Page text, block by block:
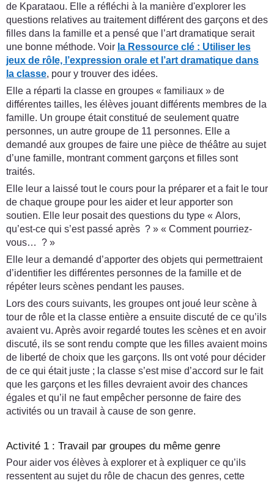
de Kparataou. Elle a réfléchi à la manière d'explorer les
questions relatives au traitement différent des garçons et des
filles dans la famille et a pensé que l’art dramatique serait
une bonne méthode. Voir la Ressource clé : Utiliser les
jeux de rôle, l’expression orale et l’art dramatique dans
la classe, pour y trouver des idées.
Elle a réparti la classe en groupes « familiaux » de
différentes tailles, les élèves jouant différents membres de la
famille. Un groupe était constitué de seulement quatre
personnes, un autre groupe de 11 personnes. Elle a
demandé aux groupes de faire une pièce de théâtre au sujet
d’une famille, montrant comment garçons et filles sont
traités.
Elle leur a laissé tout le cours pour la préparer et a fait le tour
de chaque groupe pour les aider et leur apporter son
soutien. Elle leur posait des questions du type « Alors,
qu’est-ce qui s’est passé après ? » « Comment pourriez-
vous… ? »
Elle leur a demandé d’apporter des objets qui permettraient
d’identifier les différentes personnes de la famille et de
répéter leurs scènes pendant les pauses.
Lors des cours suivants, les groupes ont joué leur scène à
tour de rôle et la classe entière a ensuite discuté de ce qu’ils
avaient vu. Après avoir regardé toutes les scènes et en avoir
discuté, ils se sont rendu compte que les filles avaient moins
de liberté de choix que les garçons. Ils ont voté pour décider
de ce qui était juste ; la classe s’est mise d’accord sur le fait
que les garçons et les filles devraient avoir des chances
égales et qu’il ne faut empêcher personne de faire des
activités ou un travail à cause de son genre.
Activité 1 : Travail par groupes du même genre
Pour aider vos élèves à explorer et à expliquer ce qu’ils
ressentent au sujet du rôle de chacun des genres, cette